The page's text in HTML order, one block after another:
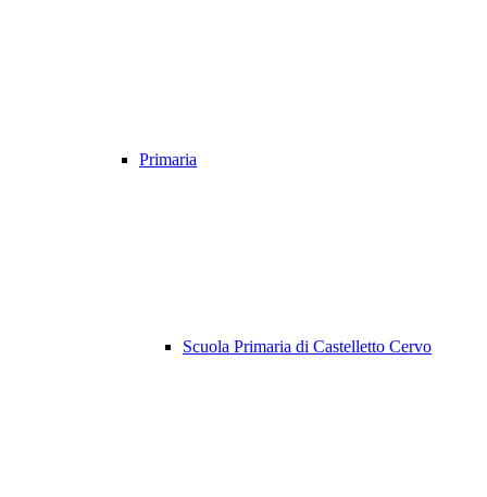
Primaria
Scuola Primaria di Castelletto Cervo